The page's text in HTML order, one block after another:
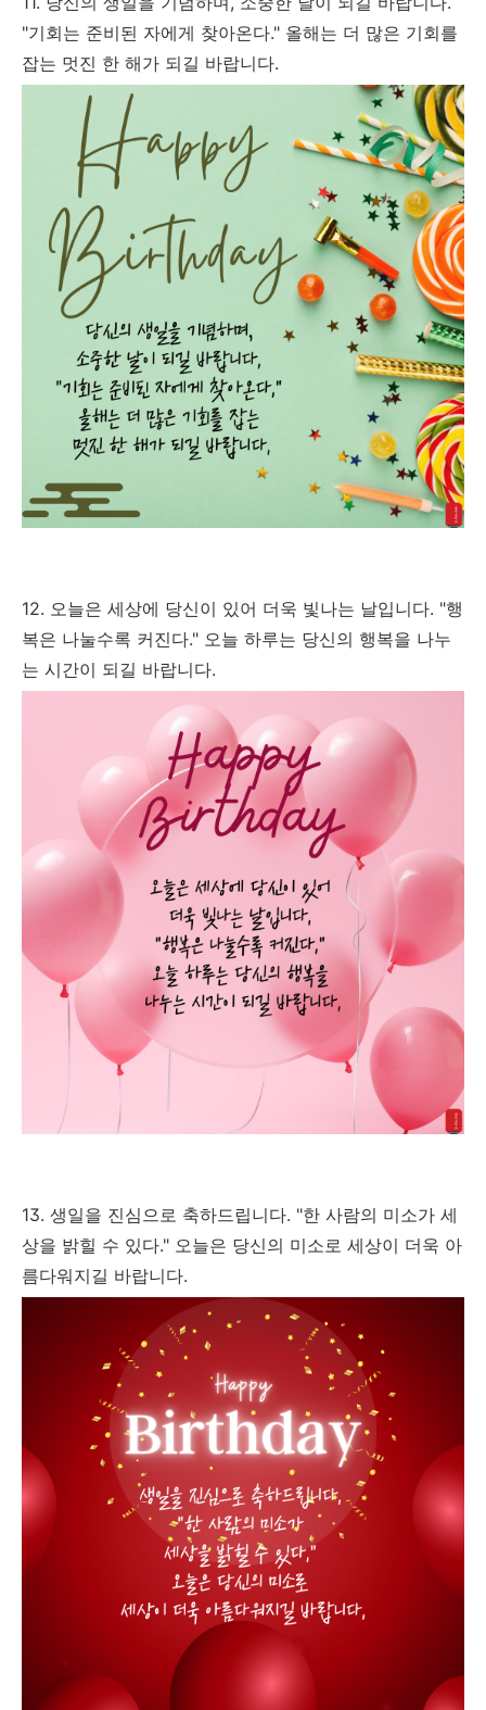
"기회는 준비된 자에게 찾아온다." 올해는 더 많은 기회를
잡는 멋진 한 해가 되길 바랍니다.
12. 오늘은 세상에 당신이 있어 더욱 빛나는 날입니다. "행
복은 나눌수록 커진다." 오늘 하루는 당신의 행복을 나누
는 시간이 되길 바랍니다.
13. 생일을 진심으로 축하드립니다. "한 사람의 미소가 세
상을 밝힐 수 있다." 오늘은 당신의 미소로 세상이 더욱 아
름다워지길 바랍니다.